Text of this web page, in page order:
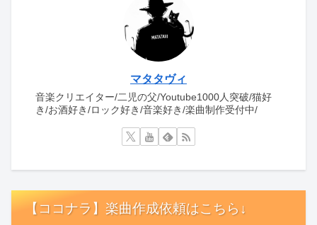
マタタヴィ
音楽クリエイター/二児の父/Youtube1000人突破/猫好
き/お酒好き/ロック好き/音楽好き/楽曲制作受付中/
【ココナラ】楽曲作成依頼はこちら↓